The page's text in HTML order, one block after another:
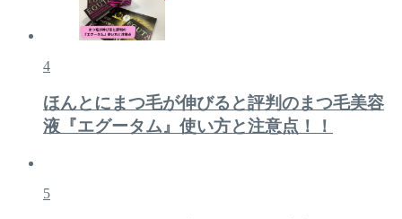
4
ほんとにまつ毛が伸びると評判のまつ毛美容
液『エグータム』使い方と注意点！！
5